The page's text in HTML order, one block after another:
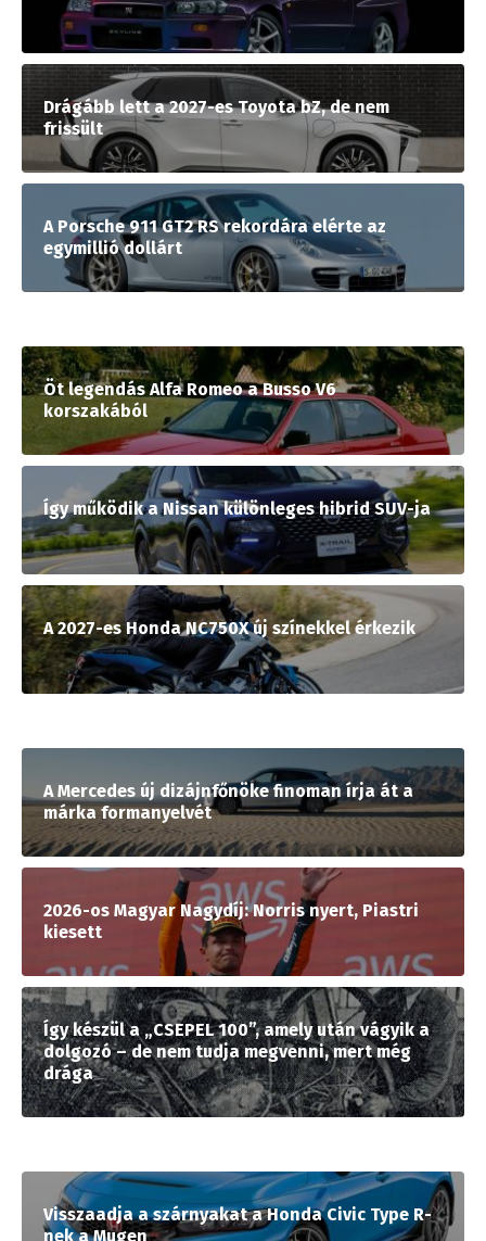
Drágább lett a 2027-es Toyota bZ, de nem
frissült
A Porsche 911 GT2 RS rekordára elérte az
egymillió dollárt
Öt legendás Alfa Romeo a Busso V6
korszakából
Így működik a Nissan különleges hibrid SUV-ja
A 2027-es Honda NC750X új színekkel érkezik
A Mercedes új dizájnfőnöke finoman írja át a
márka formanyelvét
2026-os Magyar Nagydíj: Norris nyert, Piastri
kiesett
Így készül a „CSEPEL 100”, amely után vágyik a
dolgozó – de nem tudja megvenni, mert még
drága
Visszaadja a szárnyakat a Honda Civic Type R-
nek a Mugen